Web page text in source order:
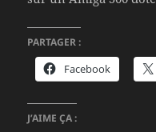
PARTAGER :
Facebook
J’AIME ÇA :